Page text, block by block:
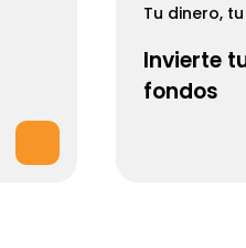
link
Tu dinero,
Invierte
fondos